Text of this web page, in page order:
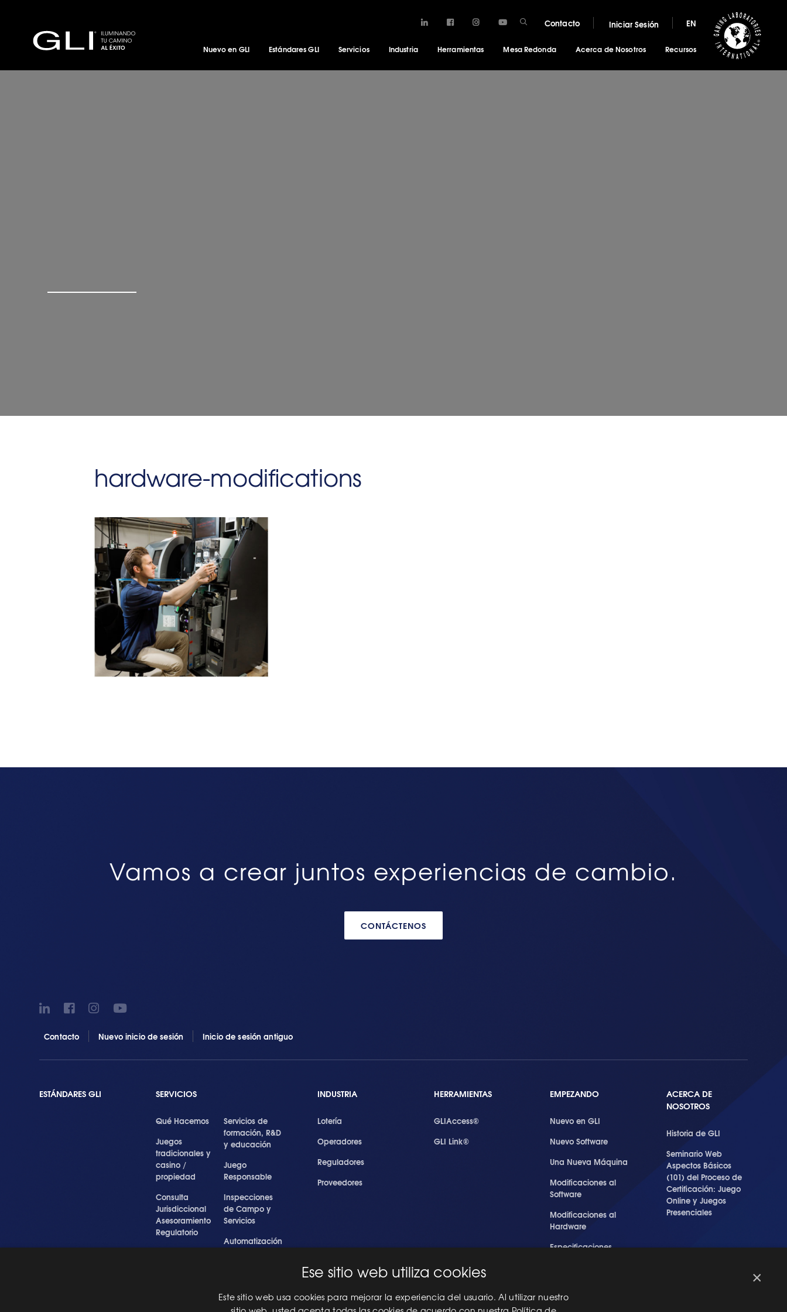
Contacto Iniciar Sesión EN
Nuevo en GLI Estándares GLI Servicios Industria Herramientas Mesa Redonda Acerca de Nosotros Recursos
hardware-modifications
Vamos a crear juntos experiencias de cambio.
CONTÁCTENOS
Contacto Nuevo inicio de sesión Inicio de sesión antiguo
ESTÁNDARES GLI SERVICIOS
Qué Hacemos
Juegos
tradicionales y
casino /
propiedad
Consulta
Jurisdiccional
Asesoramiento
Regulatorio
Servicios de
formación, R&D
y educación
Juego
Responsable
Inspecciones
de Campo y
Servicios
Automatización
Profesionales
INDUSTRIA
Lotería
Operadores
Reguladores
Proveedores
HERRAMIENTAS
GLIAccess®
GLI Link®
EMPEZANDO
Nuevo en GLI
Nuevo Software
Una Nueva Máquina
Modificaciones al
Software
Modificaciones al
Hardware
Especificaciones
ACERCA DE
NOSOTROS
Historia de GLI
Seminario Web
Aspectos Básicos
(101) del Proceso de
Certificación: Juego
Online y Juegos
Presenciales
×
Ese sitio web utiliza cookies
Este sitio web usa cookies para mejorar la experiencia del usuario. Al utilizar nuestro